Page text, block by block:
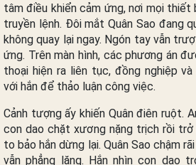
tâm điều khiển cảm ứng, nơi mọi
truyền lệnh. Đôi mắt Quân Sao đang
không quay lại ngay. Ngón tay vẫn
ứng. Trên màn hình, các phương án
thoại hiện ra liên tục, đồng nghiệp
với hắn để thảo luận công việc.
Cảnh tượng ấy khiến Quân điên ruột.
con dao chặt xương nặng trịch rồi trở
to bảo hắn dừng lại. Quân Sao chậm
vẫn phẳng lặng. Hắn nhìn con dao